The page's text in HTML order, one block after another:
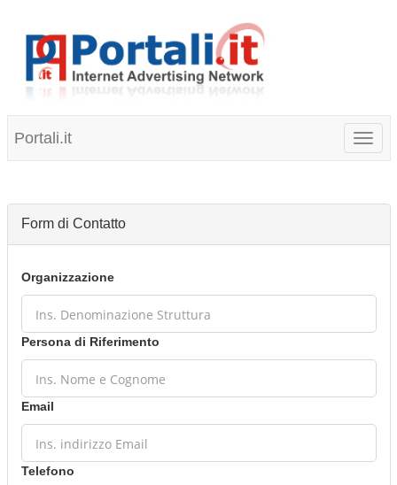
Portali.it
Form di Contatto
Organizzazione
Persona di Riferimento
Email
Telefono